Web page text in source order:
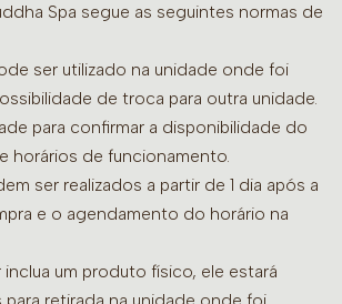
Spa segue as seguintes normas de
ser utilizado na unidade onde foi
de troca para outra unidade.
para confirmar a disponibilidade do
horários de funcionamento.
ser realizados a partir de 1 dia após a
e o agendamento do horário na
um produto físico, ele estará